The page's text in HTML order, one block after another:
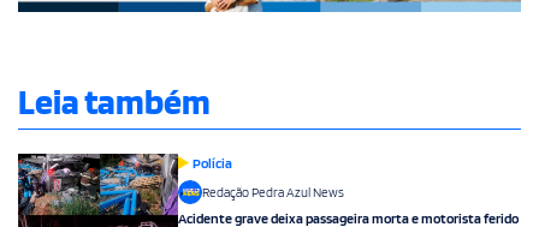
Leia também
Polícia
Redação Pedra Azul News
Acidente grave deixa passageira morta e motorista ferido